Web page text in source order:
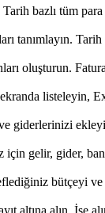
Tarih bazlı tüm
tanımlayın.
oluşturun.
listeleyin,
giderlerinizi
için gelir, gider,
bütçeyi ve